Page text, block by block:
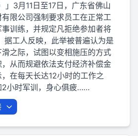
」3月11日至17日，广东省佛山
限公司强制要求员工在正常工
训练，并规定凡拒绝参加者将
据工人反映，此举被普遍认为是
之际，试图以变相施压的方式
从而规避依法支付经济补偿金
在每天长达12小时的工作之
2小时军训，身心俱疲……